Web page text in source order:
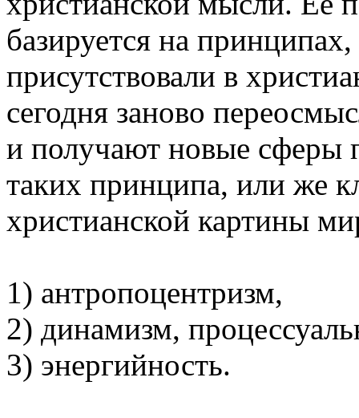
базируется на
присутствовали в
сегодня заново
и получают новые
таких принципа, или же
христианской картины
1) антропоцентризм,
2) динамизм,
3) энергийность.